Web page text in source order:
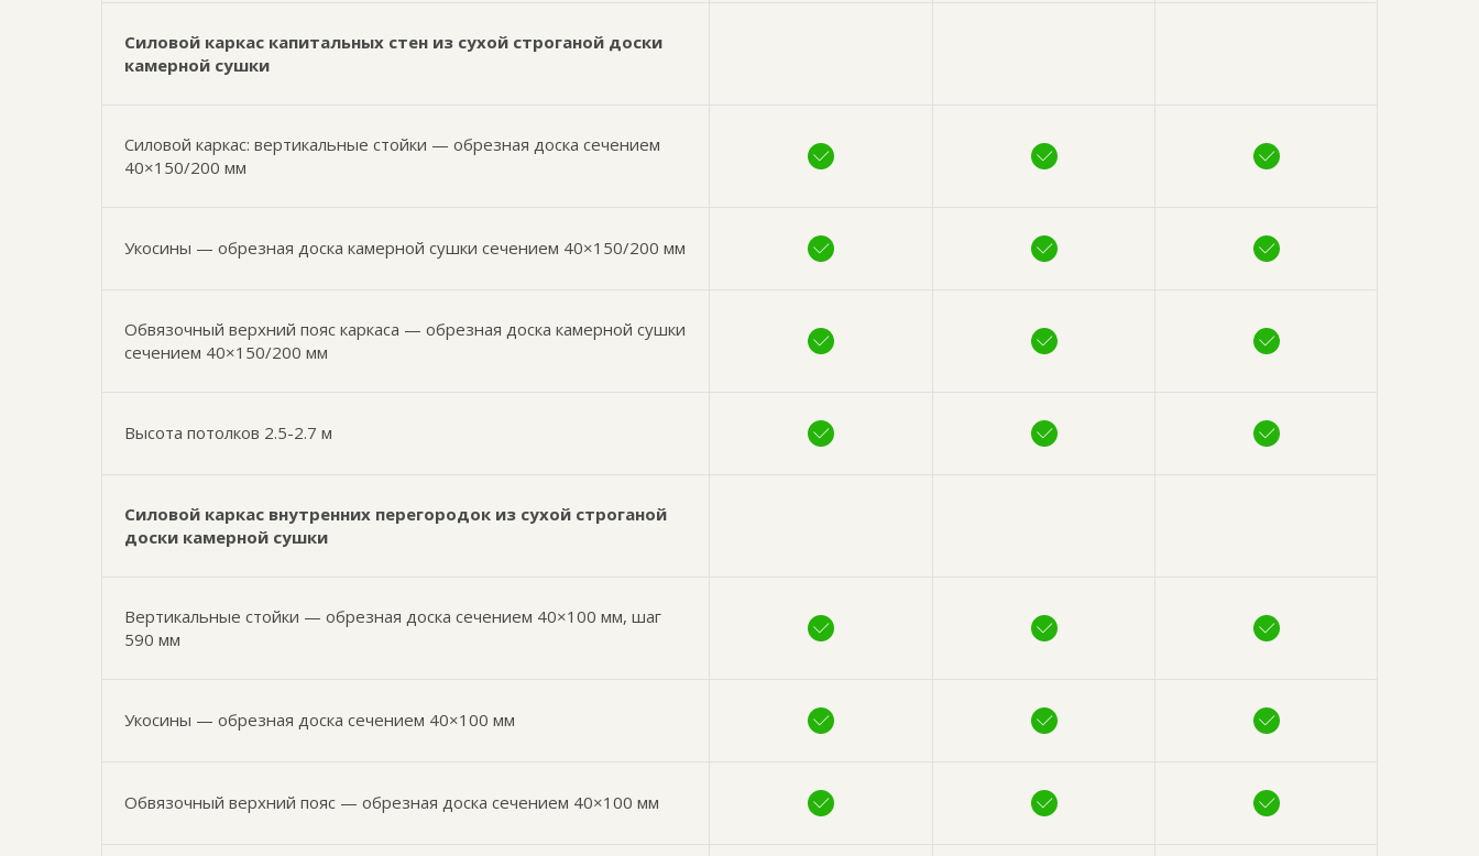
Силовой каркас капитальных стен из сухой строганой доски
камерной сушки
Силовой каркас: вертикальные стойки — обрезная доска сечением
40×150/200 мм
Укосины — обрезная доска камерной сушки сечением 40×150/200 мм
Обвязочный верхний пояс каркаса — обрезная доска камерной сушки
сечением 40×150/200 мм
Высота потолков 2.5-2.7 м
Силовой каркас внутренних перегородок из сухой строганой
доски камерной сушки
Вертикальные стойки — обрезная доска сечением 40×100 мм, шаг
590 мм
Укосины — обрезная доска сечением 40×100 мм
Обвязочный верхний пояс — обрезная доска сечением 40×100 мм